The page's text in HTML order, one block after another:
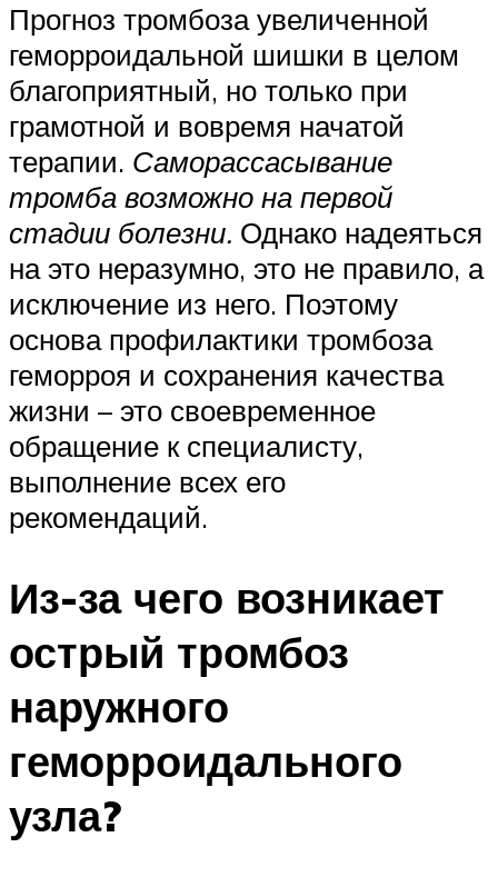
Прогноз тромбоза увеличенной
геморроидальной шишки в целом
благоприятный, но только при
грамотной и вовремя начатой
терапии. Саморассасывание
тромба возможно на первой
стадии болезни. Однако надеяться
на это неразумно, это не правило, а
исключение из него. Поэтому
основа профилактики тромбоза
геморроя и сохранения качества
жизни – это своевременное
обращение к специалисту,
выполнение всех его
рекомендаций.
Из-за чего возникает
острый тромбоз
наружного
геморроидального
узла?